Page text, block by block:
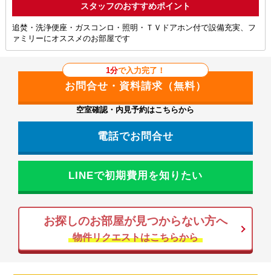
ポイント
追焚・洗浄便座・ガスコンロ・照明・ＴＶドアホン付で設備充実、フ
ァミリーにオススメのお部屋です
1分で入力完了！
空室確認・内見予約はこちらから
電話でお問合せ
LINEで初期費用を知りたい
お探しのお部屋が見つからない方へ
物件リクエストはこちらから